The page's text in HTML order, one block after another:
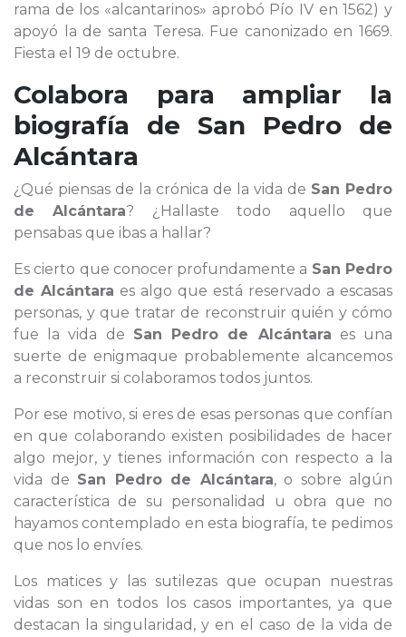
rama de los «alcantarinos» aprobó Pío IV en 1562) y
apoyó la de santa Teresa. Fue canonizado en 1669.
Fiesta el 19 de octubre.
Colabora para ampliar la
biografía de San Pedro de
Alcántara
¿Qué piensas de la crónica de la vida de San Pedro
de Alcántara? ¿Hallaste todo aquello que
pensabas que ibas a hallar?
Es cierto que conocer profundamente a San Pedro
de Alcántara es algo que está reservado a escasas
personas, y que tratar de reconstruir quién y cómo
fue la vida de San Pedro de Alcántara es una
suerte de enigmaque probablemente alcancemos
a reconstruir si colaboramos todos juntos.
Por ese motivo, si eres de esas personas que confían
en que colaborando existen posibilidades de hacer
algo mejor, y tienes información con respecto a la
vida de San Pedro de Alcántara, o sobre algún
característica de su personalidad u obra que no
hayamos contemplado en esta biografía, te pedimos
que nos lo envíes.
Los matices y las sutilezas que ocupan nuestras
vidas son en todos los casos importantes, ya que
destacan la singularidad, y en el caso de la vida de